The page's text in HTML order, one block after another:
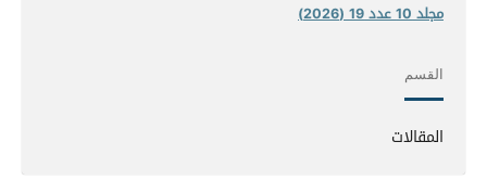
مجلد 10 عدد 19 (2026)
القسم
المقالات